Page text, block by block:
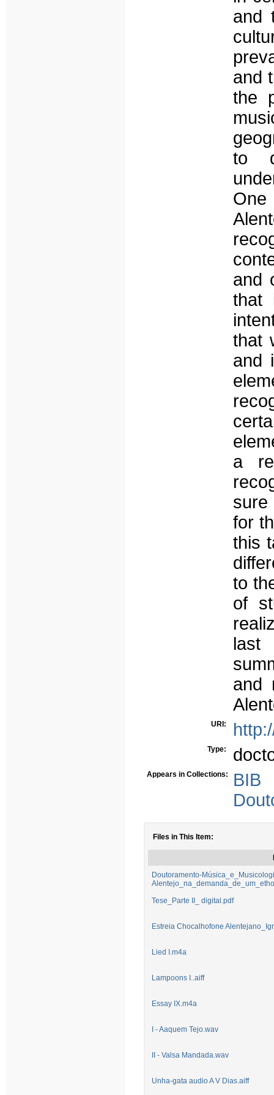
and
and
the
to
and
that
that
and
a
sure
for
this
to
of
last
and
URI:
Type:
Appears in Collections:
BIB
Files in This Item:
Doutoramento-
Tese_Parte II_ digital.pdf
Estreia Chocalhofone
Lied I.m4a
Lampoons I..aiff
Essay IX.m4a
I - Aaquem Tejo.wav
II - Valsa Mandada.wav
Unha-gata audio A V Dias.aiff